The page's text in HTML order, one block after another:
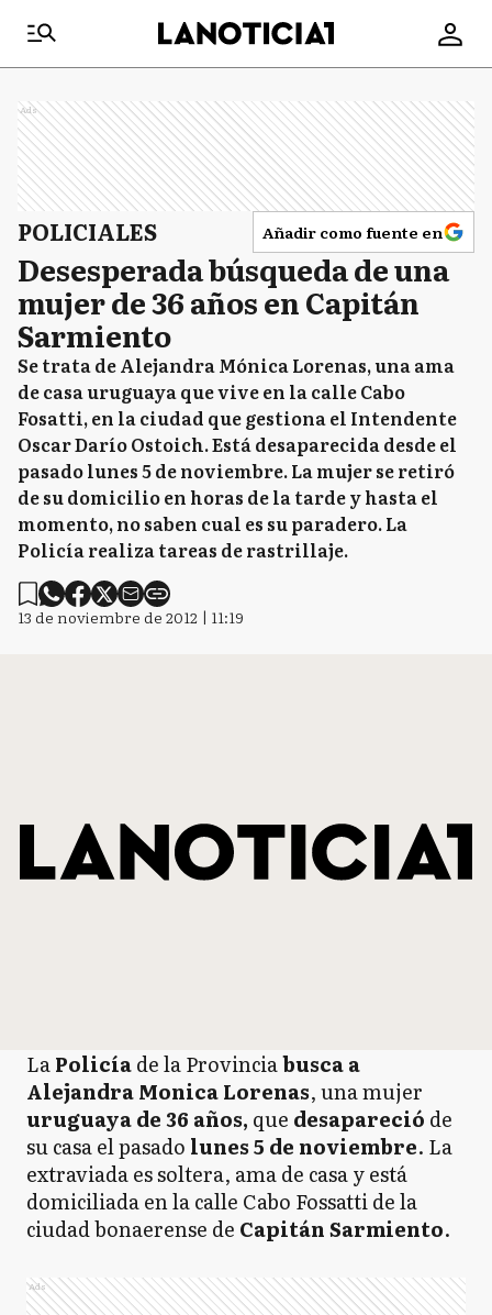
Ads
POLICIALES Añadir como fuente en
Desesperada búsqueda de una
mujer de 36 años en Capitán
Sarmiento
Se trata de Alejandra Mónica Lorenas, una ama
de casa uruguaya que vive en la calle Cabo
Fosatti, en la ciudad que gestiona el Intendente
Oscar Darío Ostoich. Está desaparecida desde el
pasado lunes 5 de noviembre. La mujer se retiró
de su domicilio en horas de la tarde y hasta el
momento, no saben cual es su paradero. La
Policía realiza tareas de rastrillaje.
13 de noviembre de 2012 | 11:19
LaPolicíade la Provinciabusca a
Alejandra Monica Lorenas, una mujer
uruguaya de 36 años, que desapareció de
su casa el pasado lunes 5 de noviembre. La
extraviada es soltera, ama de casa y está
domiciliada en la calle Cabo Fossatti de la
ciudad bonaerense de Capitán Sarmiento.
Ads